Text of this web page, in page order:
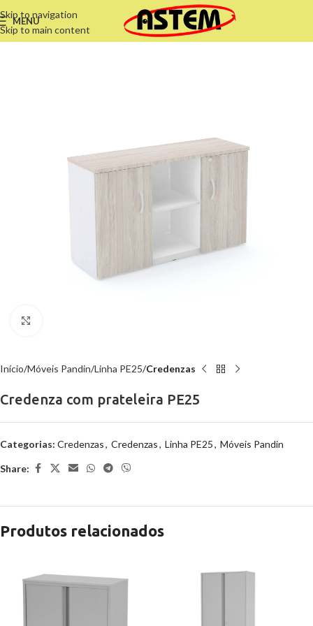
Skip to navigation
Skip to main content
MENU
Início Móveis Pandin Linha PE25 Credenzas
Credenza com prateleira PE25
Categorias: Credenzas, Credenzas, Linha PE25, Móveis Pandin
Share:
Produtos relacionados